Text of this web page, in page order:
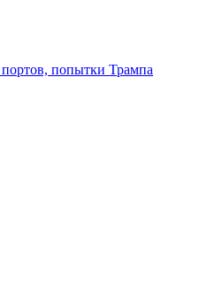
попытки Трампа